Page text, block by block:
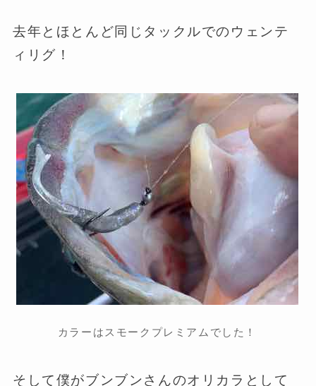
去年とほとんど同じタックルでのウェンテ
ィリグ！
カラーはスモークプレミアムでした！
そして僕がブンブンさんのオリカラとして